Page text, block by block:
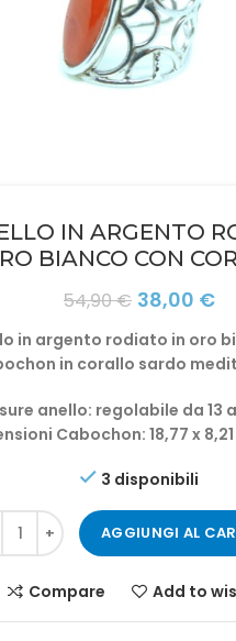
IN ARGENTO
BIANCO CON
54,90€ Il
originale
era:
38,00 €Il
è:
in argento rodiato in oro
in corallo sardo
anello: regolabile da 13
Cabochon: 18,77 x
3 disponibili
AGGIUNGI AL
Compare Add to